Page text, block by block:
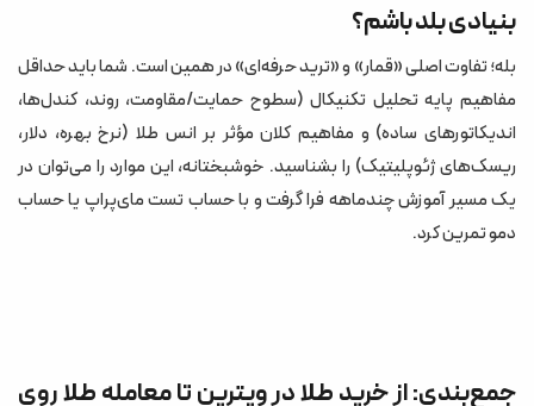
بنیادی بلد باشم؟
بله؛ تفاوت اصلی «قمار» و «ترید حرفه‌ای» در همین است. شما باید حداقل
مفاهیم پایه تحلیل تکنیکال (سطوح حمایت/مقاومت، روند، کندل‌ها،
اندیکاتورهای ساده) و مفاهیم کلان مؤثر بر انس طلا (نرخ بهره، دلار،
ریسک‌های ژئوپلیتیک) را بشناسید. خوشبختانه، این موارد را می‌توان در
یک مسیر آموزش چندماهه فرا گرفت و با حساب تست مای‌پراپ یا حساب
دمو تمرین کرد.
جمع‌بندی: از خرید طلا در ویترین تا معامله طلا روی